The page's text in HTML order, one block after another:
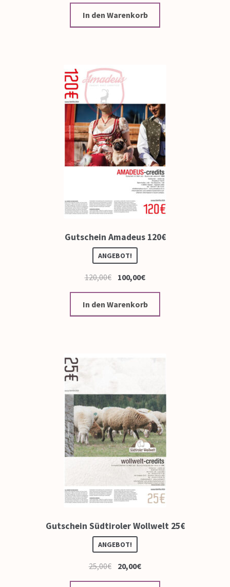
In den Warenkorb
Gutschein Amadeus 120€
ANGEBOT!
120,00€ 100,00€
In den Warenkorb
Gutschein Südtiroler Wollwelt 25€
ANGEBOT!
25,00€ 20,00€